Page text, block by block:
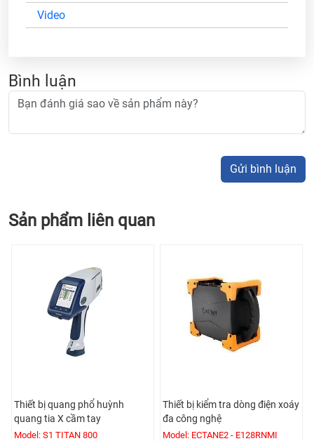
Video
Bình luận
Gửi bình luận
Sản phẩm liên quan
Thiết bị quang phổ huỳnh
quang tia X cầm tay
Model: S1 TITAN 800
Thiết bị kiểm tra dòng điện xoáy
đa công nghệ
Model: ECTANE2 - E128RNMI